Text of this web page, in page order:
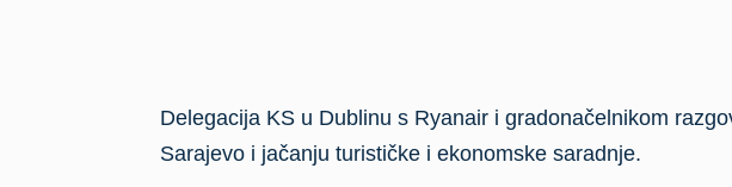
Delegacija KS u Dublinu s Ryanair i gradonačelnikom
Sarajevo i jačanju turističke i ekonomske saradnje.